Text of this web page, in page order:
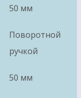
50 мм
Поворотной
ручкой
50 мм